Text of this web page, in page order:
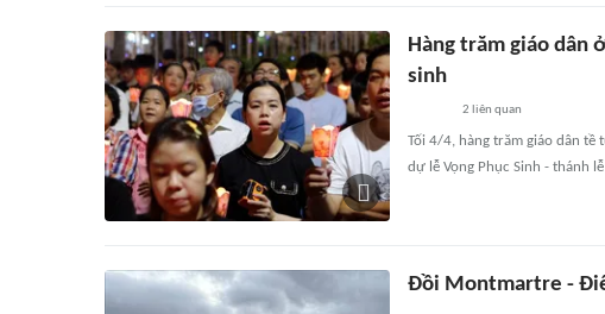
Hàng trăm giáo dân
sinh
2 liên quan
Tối 4/4, hàng trăm giáo dân tề
dự lễ Vọng Phục Sinh - thánh
Đồi Montmartre -